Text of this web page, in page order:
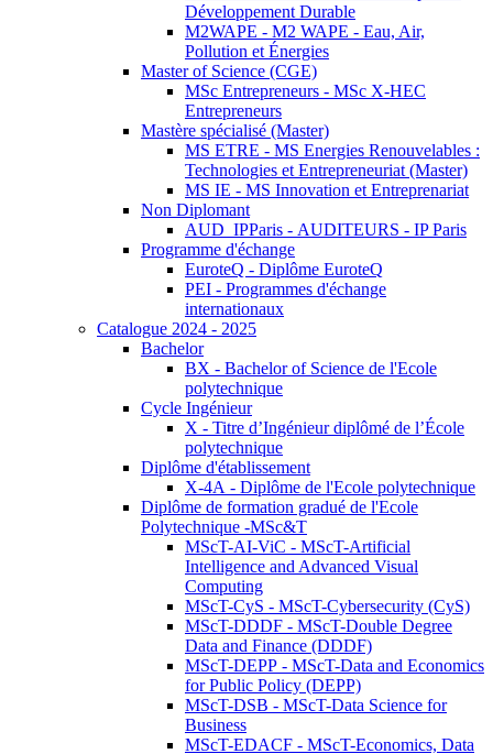
Développement Durable
M2WAPE - M2 WAPE - Eau, Air,
Pollution et Énergies
Master of Science (CGE)
MSc Entrepreneurs - MSc X-HEC
Entrepreneurs
Mastère spécialisé (Master)
MS ETRE - MS Energies Renouvelables :
Technologies et Entrepreneuriat (Master)
MS IE - MS Innovation et Entreprenariat
Non Diplomant
AUD_IPParis - AUDITEURS - IP Paris
Programme d'échange
EuroteQ - Diplôme EuroteQ
PEI - Programmes d'échange
internationaux
Catalogue 2024 - 2025
Bachelor
BX - Bachelor of Science de l'Ecole
polytechnique
Cycle Ingénieur
X - Titre d’Ingénieur diplômé de l’École
polytechnique
Diplôme d'établissement
X-4A - Diplôme de l'Ecole polytechnique
Diplôme de formation gradué de l'Ecole
Polytechnique -MSc&T
MScT-AI-ViC - MScT-Artificial
Intelligence and Advanced Visual
Computing
MScT-CyS - MScT-Cybersecurity (CyS)
MScT-DDDF - MScT-Double Degree
Data and Finance (DDDF)
MScT-DEPP - MScT-Data and Economics
for Public Policy (DEPP)
MScT-DSB - MScT-Data Science for
Business
MScT-EDACF - MScT-Economics, Data